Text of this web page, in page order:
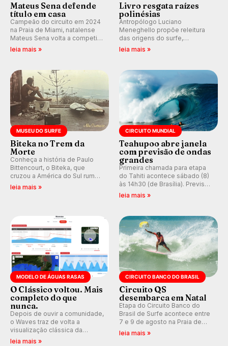
Mateus Sena defende
título em casa
Campeão do circuito em 2024
na Praia de Miami, natalense
Mateus Sena volta a competir
em casa em busca de manter a
leia mais »
Livro resgata raízes
polinésias
Antropólogo Luciano
Meneghello propõe releitura
das origens do surfe,
resgatando a cultura polinésia
prática em esporte e indústria.
leia mais »
MUSEU DO SURFE
Biteka no Trem da
Morte
Conheça a história de Paulo
Bittencourt, o Biteka, que
cruzou a América do Sul rumo
ao Pacífico em uma jornada
leia mais »
CIRCUITO MUNDIAL
Teahupoo abre janela
com previsão de ondas
grandes
Primeira chamada para etapa
do Tahiti acontece sábado (8)
às 14h30 (de Brasília). Previsão
indica swell consistente.
Kelly Slater convidado.
leia mais »
MODELO DE ÁGUAS RASAS
O Clássico voltou. Mais
completo do que
nunca.
Depois de ouvir a comunidade,
o Waves traz de volta a
visualização clássica da
previsão de águas rasas,
leia mais »
CIRCUITO BANCO DO BRASIL
Circuito QS
desembarca em Natal
Etapa do Circuito Banco do
Brasil de Surfe acontece entre
7 e 9 de agosto na Praia de
Miami (RN), em disputas
leia mais »